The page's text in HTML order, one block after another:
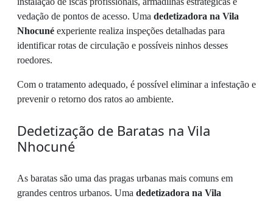
vedação de pontos de acesso. Uma dedetizadora na Vila
Nhocuné experiente realiza inspeções detalhadas para
identificar rotas de circulação e possíveis ninhos desses
roedores.
Com o tratamento adequado, é possível eliminar a infestação e
prevenir o retorno dos ratos ao ambiente.
Dedetização de Baratas na Vila
Nhocuné
As baratas são uma das pragas urbanas mais comuns em
grandes centros urbanos. Uma dedetizadora na Vila